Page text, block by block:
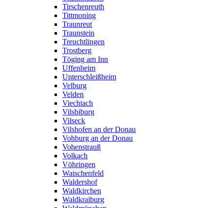
Tirschenreuth
Tittmoning
Traunreut
Traunstein
Treuchtlingen
Trostberg
Töging am Inn
Uffenheim
Unterschleißheim
Velburg
Velden
Viechtach
Vilsbiburg
Vilseck
Vilshofen an der Donau
Vohburg an der Donau
Vohenstrauß
Volkach
Vöhringen
Waischenfeld
Waldershof
Waldkirchen
Waldkraiburg